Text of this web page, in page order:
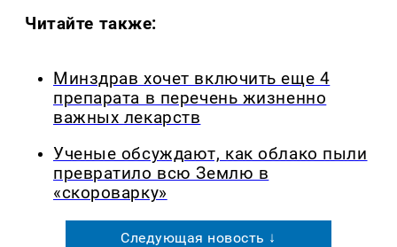
Читайте также:
Минздрав хочет включить еще 4
препарата в перечень жизненно
важных лекарств
Ученые обсуждают, как облако пыли
превратило всю Землю в
«скороварку»
Следующая новость ↓